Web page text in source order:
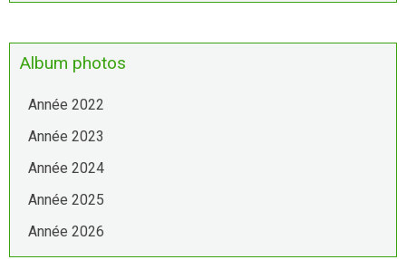
Album photos
Année 2022
Année 2023
Année 2024
Année 2025
Année 2026